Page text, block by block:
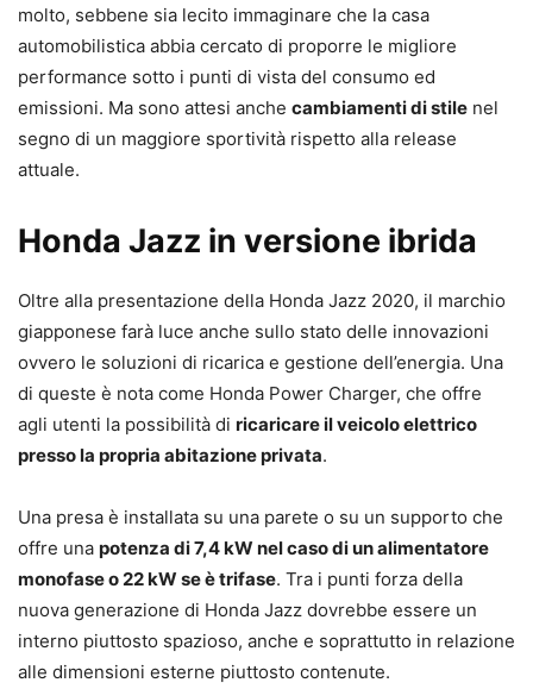
molto, sebbene sia lecito immaginare che la casa
automobilistica abbia cercato di proporre le migliore
performance sotto i punti di vista del consumo ed
emissioni. Ma sono attesi anche cambiamenti di stile nel
segno di un maggiore sportività rispetto alla release
attuale.
Honda Jazz in versione ibrida
Oltre alla presentazione della Honda Jazz 2020, il marchio
giapponese farà luce anche sullo stato delle innovazioni
ovvero le soluzioni di ricarica e gestione dell’energia. Una
di queste è nota come Honda Power Charger, che offre
agli utenti la possibilità di ricaricare il veicolo elettrico
presso la propria abitazione privata.
Una presa è installata su una parete o su un supporto che
offre una potenza di 7,4 kW nel caso di un alimentatore
monofase o 22 kW se è trifase. Tra i punti forza della
nuova generazione di Honda Jazz dovrebbe essere un
interno piuttosto spazioso, anche e soprattutto in relazione
alle dimensioni esterne piuttosto contenute.